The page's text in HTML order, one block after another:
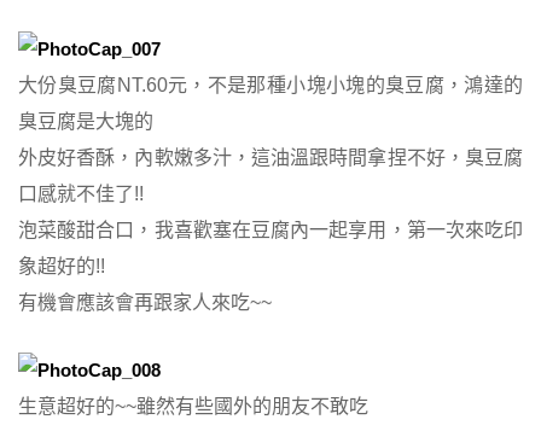
大份臭豆腐NT.60元，不是那種小塊小塊的臭豆腐，鴻達的
臭豆腐是大塊的
外皮好香酥，內軟嫩多汁，這油溫跟時間拿捏不好，臭豆腐
口感就不佳了!!
泡菜酸甜合口，我喜歡塞在豆腐內一起享用，第一次來吃印
象超好的!!
有機會應該會再跟家人來吃~~
生意超好的~~雖然有些國外的朋友不敢吃